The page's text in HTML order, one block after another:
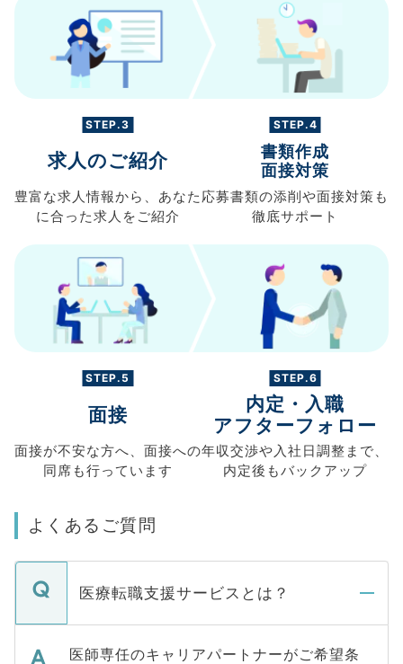
STEP.3
求人のご紹介
豊富な求人情報から、 あなた
に合った求人を ご紹介
STEP.4
書類作成
面接対策
応募書類の添削や面接対策も
徹底サポート
STEP.5
面接
面接が不安な方へ、 面接への
同席も行っています
STEP.6
内定・入職
アフターフォロー
年収交渉や入社日調整まで、
内定後もバックアップ
よくあるご質問
医療転職支援サービスとは？
医師専任のキャリアパートナーがご希望条